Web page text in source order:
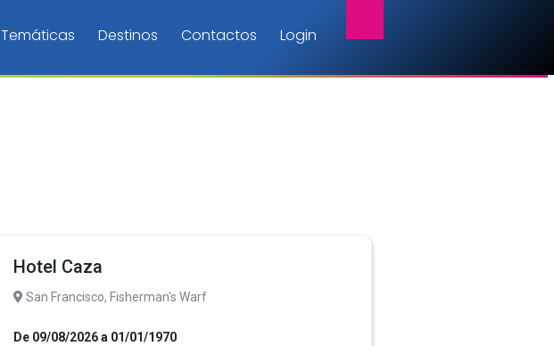
Temáticas Destinos Contactos Login
Hotel Caza
San Francisco, Fisherman's Warf
De 09/08/2026 a 01/01/1970